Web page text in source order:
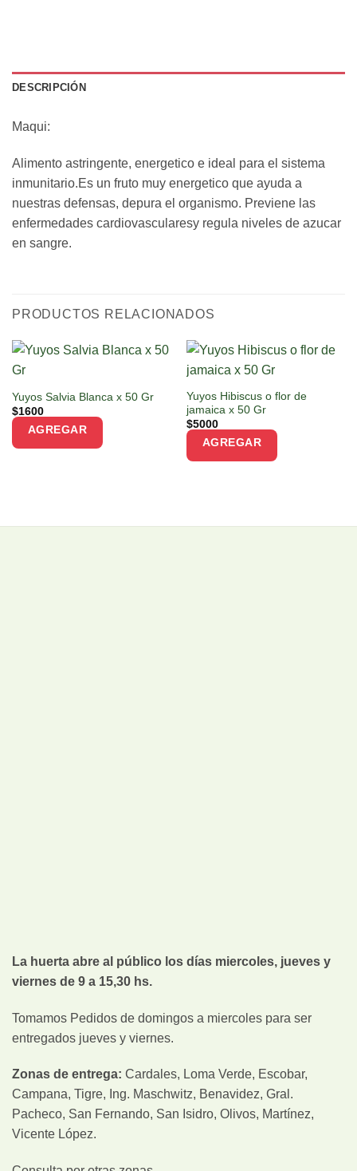
DESCRIPCIÓN
Maqui:
Alimento astringente, energetico e ideal para el sistema
inmunitario.Es un fruto muy energetico que ayuda a
nuestras defensas, depura el organismo. Previene las
enfermedades cardiovascularesy regula niveles de azucar
en sangre.
PRODUCTOS RELACIONADOS
Yuyos Salvia Blanca x 50 Gr
$1600
AGREGAR
Yuyos Hibiscus o flor de
jamaica x 50 Gr
$5000
AGREGAR
La huerta abre al público los días miercoles, jueves y
viernes de 9 a 15,30 hs.
Tomamos Pedidos de domingos a miercoles para ser
entregados jueves y viernes.
Zonas de entrega: Cardales, Loma Verde, Escobar,
Campana, Tigre, Ing. Maschwitz, Benavidez, Gral.
Pacheco, San Fernando, San Isidro, Olivos, Martínez,
Vicente López.